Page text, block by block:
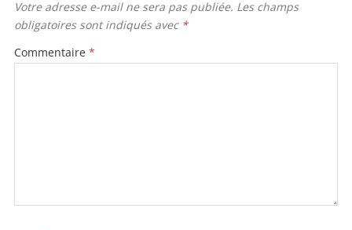
k
Votre adresse e-mail ne sera pas publiée. Les champs
obligatoires sont indiqués avec *
Commentaire *